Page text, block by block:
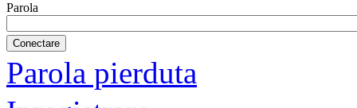
Parola
Parola pierduta